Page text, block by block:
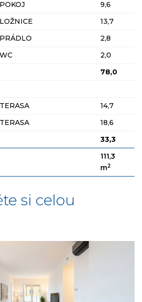
POKOJ
9,6
LOŽNICE
13,7
PRÁDLO
2,8
WC
2,0
78,0
TERASA
14,7
TERASA
18,6
33,3
111,3
m2
si celou